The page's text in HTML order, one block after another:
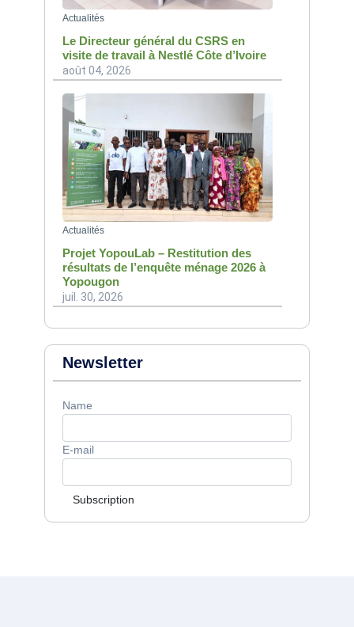
Actualités
Le Directeur général du CSRS en
visite de travail à Nestlé Côte d’Ivoire
août 04, 2026
Actualités
Projet YopouLab – Restitution des
résultats de l’enquête ménage 2026 à
Yopougon
juil. 30, 2026
Newsletter
Name
E-mail
Subscription